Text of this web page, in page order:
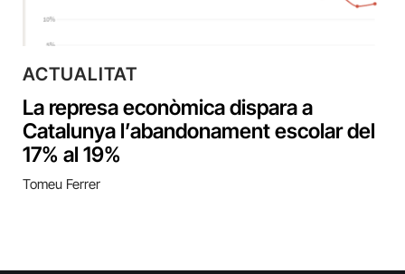
ACTUALITAT
La represa econòmica dispara a
Catalunya l’abandonament escolar del
17% al 19%
Tomeu Ferrer